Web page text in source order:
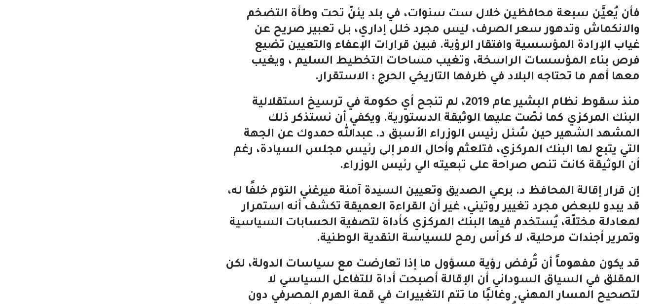
فأن يُعيَّن سبعة محافظين خلال ست سنوات، في بلد يئنّ تحت وطأة التضخم
والانكماش وتدهور سعر الصرف، ليس مجرد خلل إداري، بل تعبير صريح عن
غياب الإرادة المؤسسية وافتقار الرؤية. فبين قرارات الإعفاء والتعيين تضيع
فرص بناء المؤسسات الراسخة، وتغيب مساحات التخطيط السليم ، ويغيب
معها أهم ما تحتاجه البلاد في ظرفها التاريخي الحرج : الاستقرار.
منذ سقوط نظام البشير عام 2019، لم تنجح أي حكومة في ترسيخ استقلالية
البنك المركزي كما نصّت عليها الوثيقة الدستورية. ويكفي أن نستذكر ذلك
المشهد الشهير حين سُئل رئيس الوزراء الأسبق د. عبدالله حمدوك عن الجهة
التي يتبع لها البنك المركزي، فتلعثم وأحال الامر إلى رئيس مجلس السيادة، رغم
أن الوثيقة كانت تنص صراحة على تبعيته الي رئيس الوزراء.
إن قرار إقالة المحافظ د. برعي الصديق وتعيين السيدة آمنة ميرغني التوم خلفًا له،
قد يبدو للبعض مجرد تغيير روتيني، غير أن القراءة العميقة تكشف أنه استمرار
لمعادلة مختلّة، يُستخدم فيها البنك المركزي كأداة لتصفية الحسابات السياسية
وتمرير أجندات مرحلية، لا كرأس رمح للسياسة النقدية الوطنية.
قد يكون مفهوماً أن تُرفض رؤية مسؤول ما إذا تعارضت مع سياسات الدولة، لكن
المقلق في السياق السوداني أن الإقالة أصبحت أداة للتفاعل السياسي لا
لتصحيح المسار المهني. وغالبًا ما تتم التغييرات في قمة الهرم المصرفي دون